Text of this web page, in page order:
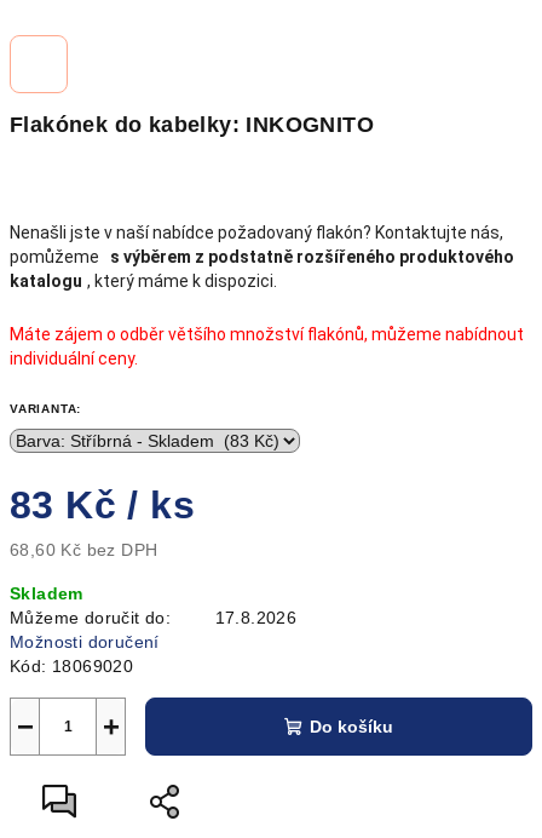
Flakónek do kabelky: INKOGNITO
Nenašli jste v naší nabídce požadovaný flakón? Kontaktujte nás,
pomůžeme
s výběrem z podstatně rozšířeného produktového
katalogu , který máme k dispozici.
Máte zájem o odběr většího množství flakónů, můžeme nabídnout
individuální ceny.
VARIANTA:
83 Kč/ ks
68,60 Kč bez DPH
cena:
Skladem
Můžeme doručit do:
17.8.2026
Možnosti doručení
Kód: 18069020
+
− Do košíku